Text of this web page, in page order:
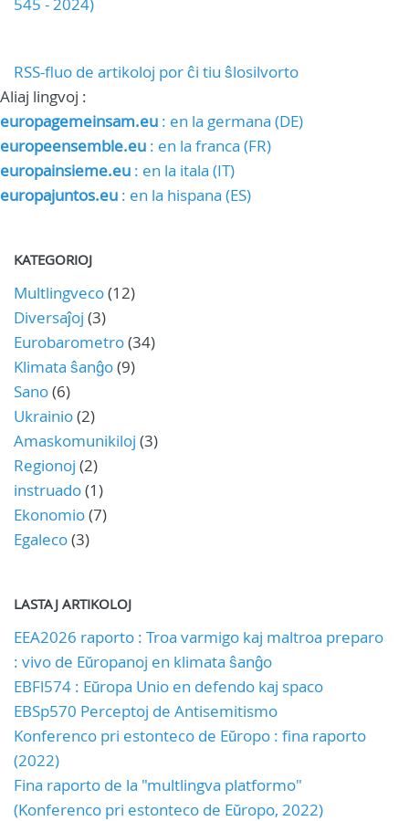
RSS-fluo de artikoloj por ĉi tiu ŝlosilvorto
Aliaj lingvoj :
europagemeinsam.eu : en la germana (DE)
europeensemble.eu : en la franca (FR)
europainsieme.eu : en la itala (IT)
europajuntos.eu : en la hispana (ES)
KATEGORIOJ
Multlingveco(12)
Diversaĵoj (3)
Eurobarometro(34)
Klimata ŝanĝo(9)
Sano(6)
Ukrainio(2)
Amaskomunikiloj (3)
Regionoj (2)
instruado(1)
Ekonomio(7)
Egaleco(3)
LASTAJ ARTIKOLOJ
EEA2026 raporto : Troa varmigo kaj maltroa preparo
: vivo de Eŭropanoj en klimata ŝanĝo
EBFl574 : Eŭropa Unio en defendo kaj spaco
EBSp570 Perceptoj de Antisemitismo
Konferenco pri estonteco de Eŭropo : fina raporto
(2022)
Fina raporto de la "multlingva platformo"
(Konferenco pri estonteco de Eŭropo, 2022)